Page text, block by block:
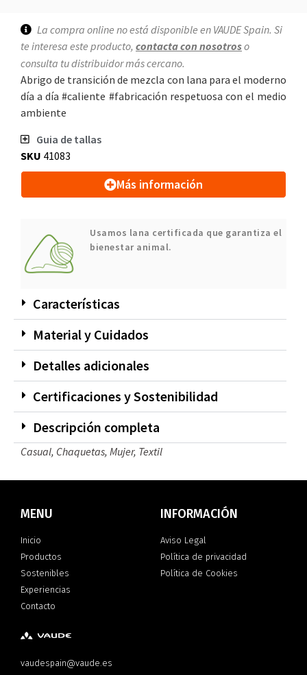
La compra online no está disponible en VAUDE Spain. Si
te interesa este producto, contacta con nosotroso
consulta tu distribuidor más cercano.
Abrigo de transición de mezcla con lana para el moderno
día a día #caliente #fabricación respetuosa con el medio
ambiente
Guia de tallas
SKU 41083
Más información
Usamos lana certificada que garantiza el
bienestar animal.
Características
Material y Cuidados
Detalles adicionales
Certificaciones y Sostenibilidad
Descripción completa
Casual, Chaquetas, Mujer, Textil
MENU
Inicio
Productos
Sostenibles
Experiencias
Contacto
INFORMACIÓN
Aviso Legal
Política de privacidad
Política de Cookies
vaudespain@vaude.es